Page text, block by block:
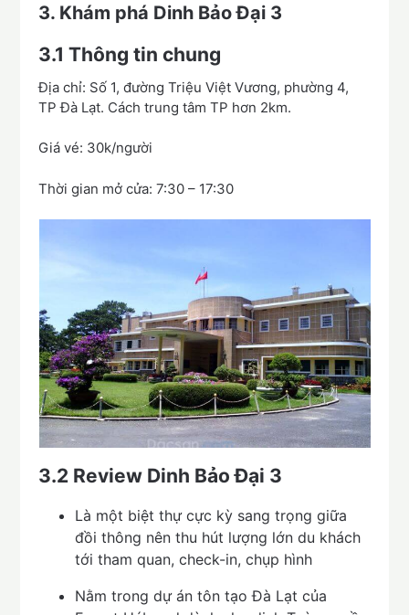
3. Khám phá Dinh Bảo Đại 3
3.1Thông tin chung
Địa chỉ: Số 1, đường Triệu Việt Vương, phường 4,
TP Đà Lạt. Cách trung tâm TP hơn 2km.
Giá vé: 30k/người
Thời gian mở cửa: 7:30 – 17:30
3.2 Review Dinh Bảo Đại 3
Là một biệt thự cực kỳ sang trọng giữa
đồi thông nên thu hút lượng lớn du khách
tới tham quan, check-in, chụp hình
Nằm trong dự án tôn tạo Đà Lạt của